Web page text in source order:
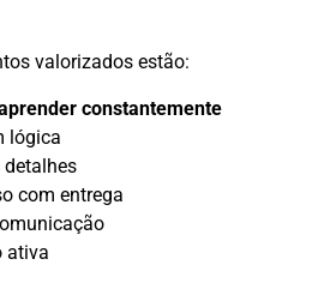
valorizados estão:
constantemente
lógica
com entrega
ativa